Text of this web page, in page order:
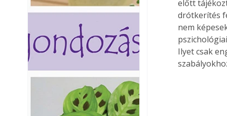
előtt
drótkerítés
nem
Ilyet csak